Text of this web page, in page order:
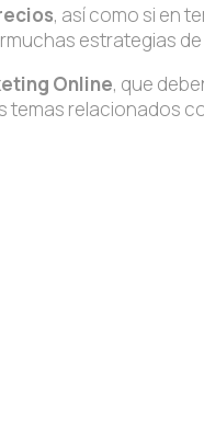
, así como si en
estrategias de
Online, que
temas relacionados